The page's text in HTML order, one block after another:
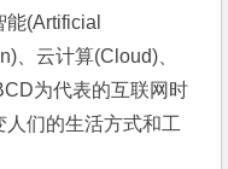
(Artificial
、云计算(Cloud)、
为代表的互联网时
们的生活方式和工